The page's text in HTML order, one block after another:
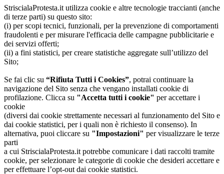
StriscialaProtesta.it utilizza cookie e altre tecnologie traccianti (anche
di terze parti) su questo sito:
(i) per scopi tecnici, funzionali, per la prevenzione di comportamenti
fraudolenti e per misurare l'efficacia delle campagne pubblicitarie e
dei servizi offerti;
(ii) a fini statistici, per creare statistiche aggregate sull’utilizzo del
Sito;
Se fai clic su “Rifiuta Tutti i Cookies”, potrai continuare la
navigazione del Sito senza che vengano installati cookie di
profilazione. Clicca su "Accetta tutti i cookie" per accettare i
cookie
(diversi dai cookie strettamente necessari al funzionamento del Sito e
dai cookie statistici, per i quali non è richiesto il consenso). In
alternativa, puoi cliccare su "Impostazioni" per visualizzare le terze
parti
a cui StriscialaProtesta.it potrebbe comunicare i dati raccolti tramite
cookie, per selezionare le categorie di cookie che desideri accettare e
per effettuare l’opt-out dai cookie statistici.